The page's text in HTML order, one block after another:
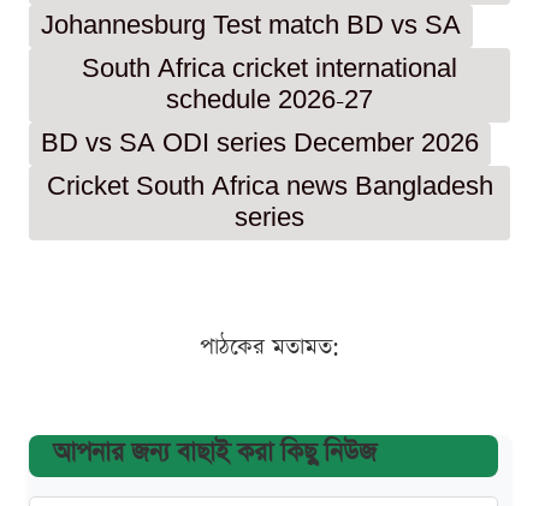
Johannesburg Test match BD vs SA
South Africa cricket international
schedule 2026-27
BD vs SA ODI series December 2026
Cricket South Africa news Bangladesh
series
পাঠকের মতামত:
আপনার জন্য বাছাই করা কিছু নিউজ